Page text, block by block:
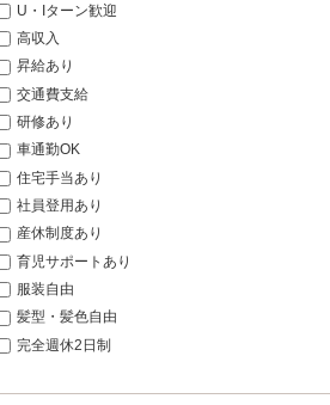
U・Iターン歓迎
高収入
昇給あり
交通費支給
研修あり
車通勤OK
住宅手当あり
社員登用あり
産休制度あり
育児サポートあり
服装自由
髪型・髪色自由
完全週休2日制